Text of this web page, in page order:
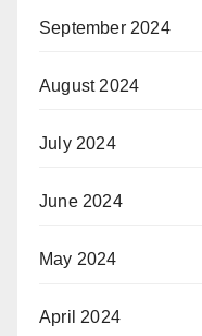
September 2024
August 2024
July 2024
June 2024
May 2024
April 2024